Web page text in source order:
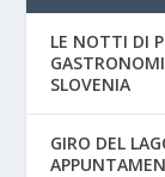
LE NOTTI DI
SLOVENIA
GIRO DEL